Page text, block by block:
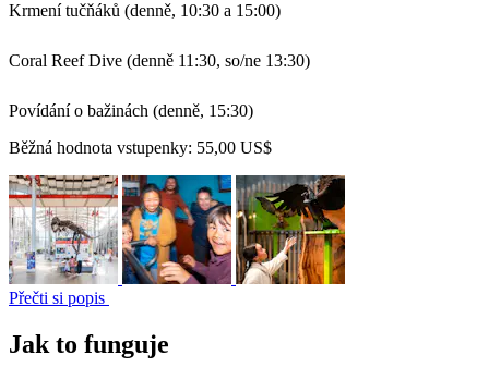
Krmení tučňáků (denně, 10:30 a 15:00)
Coral Reef Dive (denně 11:30, so/ne 13:30)
Povídání o bažinách (denně, 15:30)
Běžná hodnota vstupenky: 55,00 US$
Přečti si popis
Jak to funguje